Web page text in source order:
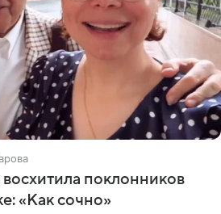
поклонников
«Как сочно»